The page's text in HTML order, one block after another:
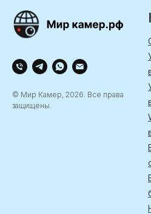
© Мир Камер, 2026. Все права
защищены.